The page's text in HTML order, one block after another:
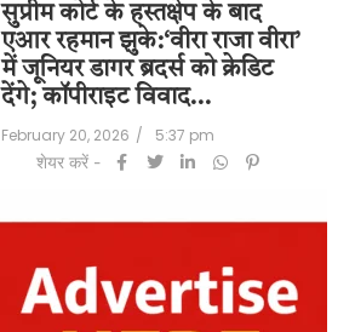
सुप्रीम कोर्ट के हस्तक्षेप के बाद
एआर रहमान झुके:‘वीरा राजा वीरा’
में जूनियर डागर ब्रदर्स को क्रेडिट
देंगे; कॉपीराइट विवाद…
February 20, 2026 /
5:37 pm
शेयर करें -